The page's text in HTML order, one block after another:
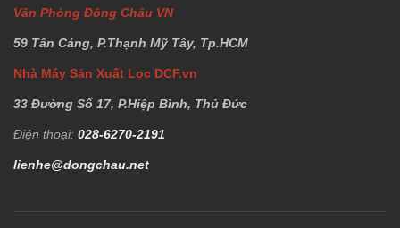
Văn Phòng Đông Châu VN
59 Tân Cảng, P.Thạnh Mỹ Tây, Tp.HCM
Nhà Máy Sản Xuất Lọc DCF.vn
33 Đường Số 17, P.Hiệp Bình, Thủ Đức
Điện thoại: 028-6270-2191
lienhe@dongchau.net